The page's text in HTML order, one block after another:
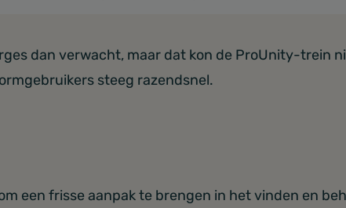
dan verwacht, maar dat kon de ProUnity-trein
steeg razendsnel.
een frisse aanpak te brengen in het vinden en